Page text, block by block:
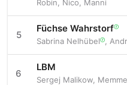
Robin Nico Manni
5
Füchse Wahrstorfⓡ
Sabrina Nelhübelⓡ
6
LBM
Sergej Malikow